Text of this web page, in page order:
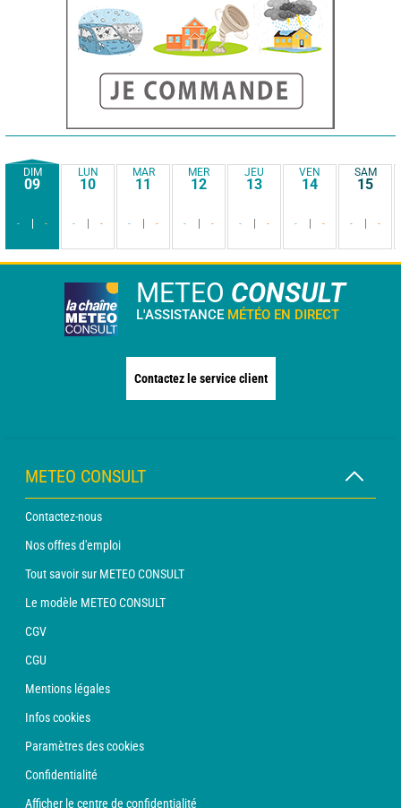
DIM
09
- -
LUN
10
- -
MAR
11
- -
MER
12
- -
JEU
13
- -
VEN
14
- -
SAM
15
- -
METEO CONSULT
L'ASSISTANCE MÉTÉO EN DIRECT
Contactez le service client
METEO CONSULT
Contactez-nous
Nos offres d'emploi
Tout savoir sur METEO CONSULT
Le modèle METEO CONSULT
CGV
CGU
Mentions légales
Infos cookies
Paramètres des cookies
Confidentialité
Afficher le centre de confidentialité